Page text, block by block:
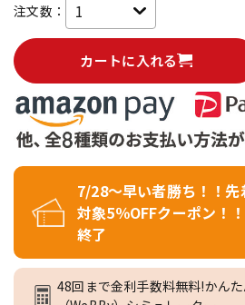
注文数：
カートに入れる
7/28～早い者勝ち！！
対象5％OFFクーポン！
終了
48回まで金利手数料無料!かん